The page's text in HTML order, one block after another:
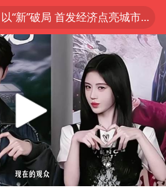
以“新”破局 首发经济点亮城市消费活力
台风白海豚影响中国已成定局
昆明石林火把节
台风白海豚即将进入48小时警戒线
我国编制完成新版全月地质图
胡塞武装袭扰红海航运行动升级
05:12